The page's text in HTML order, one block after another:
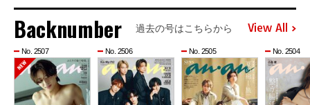
Backnumber 過去の号はこちらから View All
No. 2507 No. 2506 No. 2505 No. 2504